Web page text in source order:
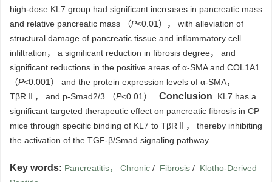
high-dose KL7 group had significant increases in pancreatic mass
and relative pancreatic mass （P<0.01）， with alleviation of
structural damage of pancreatic tissue and inflammatory cell
infiltration， a significant reduction in fibrosis degree， and
significant reductions in the positive areas of α-SMA and COL1A1
（P<0.001） and the protein expression levels of α-SMA，
TβRⅡ， and p-Smad2/3 （P<0.01）. Conclusion KL7 has a
significant targeted therapeutic effect on pancreatic fibrosis in CP
mice through specific binding of KL7 to TβRⅡ， thereby inhibiting
the activation of the TGF-β/Smad signaling pathway.
Key words: Pancreatitis， Chronic / Fibrosis / Klotho-Derived